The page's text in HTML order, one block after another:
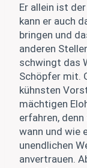
Er allein ist
kann er auch
bringen und
anderen
schwingt das
Schöpfer mit.
kühnsten
mächtigen
erfahren,
wann und wie
unendlichen
anvertrauen.